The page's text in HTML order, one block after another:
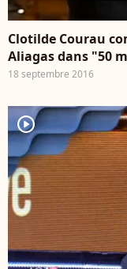
Clotilde Courau
Aliagas dans "50
18 septembre 2016
player2